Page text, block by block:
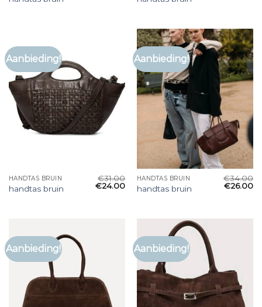
Aanbieding!
HANDTAS BRUIN
handtas bruin
€31.00
€24.00
Aanbieding!
HANDTAS BRUIN
handtas bruin
€34.00
€26.00
Aanbieding! Aanbieding!